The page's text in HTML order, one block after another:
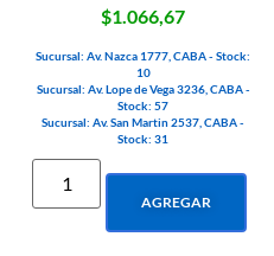
$1.066,67
Sucursal: Av. Nazca 1777, CABA - Stock:
10
Sucursal: Av. Lope de Vega 3236, CABA -
Stock: 57
Sucursal: Av. San Martin 2537, CABA -
Stock: 31
AGREGAR